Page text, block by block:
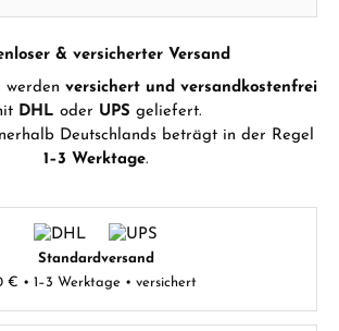
& versicherter Versand
werden versichert und versandkostenfrei
DHL oder UPS geliefert.
Deutschlands beträgt in der Regel
1–3 Werktage.
Standardversand
€ • 1–3 Werktage • versichert